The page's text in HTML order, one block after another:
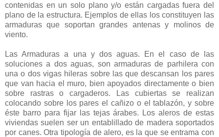
contenidas en un solo plano y/o están cargadas fuera del
plano de la estructura. Ejemplos de ellas los constituyen las
armaduras que soportan grandes antenas y molinos de
viento.
Las Armaduras a una y dos aguas. En el caso de las
soluciones a dos aguas, son armaduras de parhilera con
una o dos vigas hileras sobre las que descansan los pares
que van hacia el muro, bien apoyados directamente o bien
sobre rastras o cargaderos. Las cubiertas se realizan
colocando sobre los pares el cañizo o el tablazón, y sobre
éste barro para fijar las tejas árabes. Los aleros de estas
viviendas suelen ser un entablillado de madera soportados
por canes. Otra tipología de alero, es la que se entrama con